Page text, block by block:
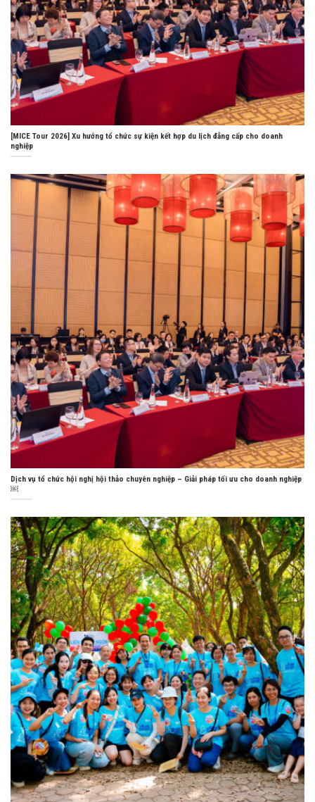
[MICE Tour 2026] Xu hướng tổ chức sự kiện kết hợp du lịch đẳng cấp cho doanh
nghiệp
Dịch vụ tổ chức hội nghị hội thảo chuyên nghiệp – Giải pháp tối ưu cho doanh nghiệp
￼